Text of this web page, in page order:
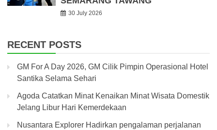
30 July 2026
RECENT POSTS
GM For A Day 2026, GM Cilik Pimpin Operasional Hotel
Santika Selama Sehari
Agoda Catatkan Minat Kenaikan Minat Wisata Domestik
Jelang Libur Hari Kemerdekaan
Nusantara Explorer Hadirkan pengalaman perjalanan